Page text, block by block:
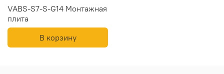
VABS-S7-S-G14 Монтажная
плита
В корзину